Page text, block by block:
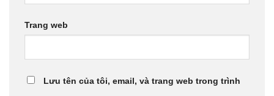
Trang web
Lưu tên của tôi, email, và trang web trong trình